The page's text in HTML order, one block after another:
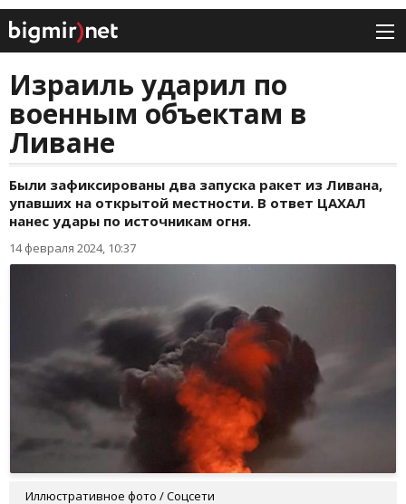
Израиль ударил по
военным объектам в
Ливане
Были зафиксированы два запуска ракет из Ливана,
упавших на открытой местности. В ответ ЦАХАЛ
нанес удары по источникам огня.
14 февраля 2024, 10:37
Иллюстративное фото / Соцсети